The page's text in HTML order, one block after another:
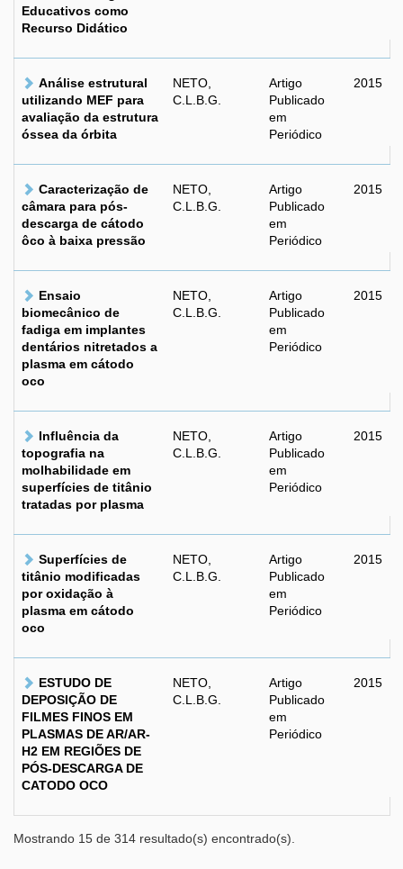
Educativos como
Recurso Didático
Análise estrutural
utilizando MEF para
avaliação da estrutura
óssea da órbita
NETO,
C.L.B.G.
Artigo
Publicado
em
Periódico
2015
Caracterização de
câmara para pós-
descarga de cátodo
ôco à baixa pressão
NETO,
C.L.B.G.
Artigo
Publicado
em
Periódico
2015
Ensaio
biomecânico de
fadiga em implantes
dentários nitretados a
plasma em cátodo
oco
NETO,
C.L.B.G.
Artigo
Publicado
em
Periódico
2015
Influência da
topografia na
molhabilidade em
superfícies de titânio
tratadas por plasma
NETO,
C.L.B.G.
Artigo
Publicado
em
Periódico
2015
Superfícies de
titânio modificadas
por oxidação à
plasma em cátodo
oco
NETO,
C.L.B.G.
Artigo
Publicado
em
Periódico
2015
ESTUDO DE
DEPOSIÇÃO DE
FILMES FINOS EM
PLASMAS DE AR/AR-
H2 EM REGIÕES DE
PÓS-DESCARGA DE
CATODO OCO
NETO,
C.L.B.G.
Artigo
Publicado
em
Periódico
2015
Mostrando 15 de 314 resultado(s) encontrado(s).